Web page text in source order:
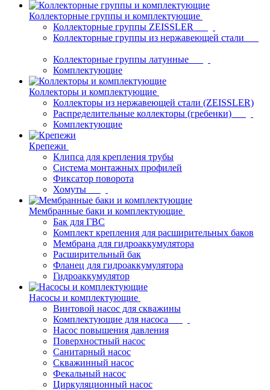
Коллекторные группы и комплектующие
Коллекторные группы ZEISSLER
Коллекторные группы из нержавеющей стали
Коллекторные группы латунные
Комплектующие
Коллекторы и комплектующие
Коллекторы из нержавеющей стали (ZEISSLER)
Распределительные коллекторы (гребенки)
Комплектующие
Крепежи
Клипса для крепления трубы
Система монтажных профилей
Фиксатор поворота
Хомуты
Мембранные баки и комплектующие
Бак для ГВС
Комплект крепления для расширительных баков
Мембрана для гидроаккумулятора
Расширительный бак
Фланец для гидроаккумулятора
Гидроаккумулятор
Насосы и комплектующие
Винтовой насос для скважины
Комплектующие для насоса
Насос повышения давления
Поверхностный насос
Санитарный насос
Скважинный насос
Фекальный насос
Циркуляционный насос